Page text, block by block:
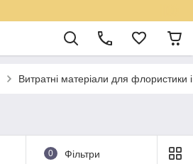
Витратні матеріали для флористики
0 Фільтри